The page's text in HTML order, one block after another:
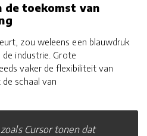
de toekomst van
zou weleens een blauwdruk
industrie. Grote
vaker de flexibiliteit van
schaal van
Cursor tonen dat